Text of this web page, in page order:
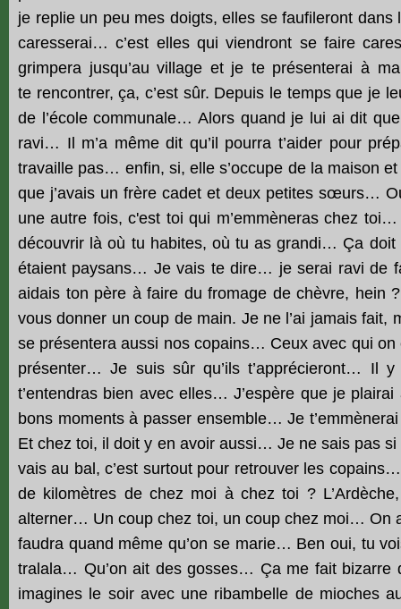
je replie un peu mes doigts, elles se faufileront
caresserai… c’est elles qui viendront se faire
grimpera jusqu’au village et je te présenterai à
te rencontrer, ça, c’est sûr. Depuis le temps que je
de l’école communale… Alors quand je lui ai dit
ravi… Il m’a même dit qu’il pourra t’aider pour
travaille pas… enfin, si, elle s’occupe de la maison
que j’avais un frère cadet et deux petites sœurs…
une autre fois, c'est toi qui m’emmèneras chez
découvrir là où tu habites, où tu as grandi… Ça
étaient paysans… Je vais te dire… je serai ravi de
aidais ton père à faire du fromage de chèvre, hein
vous donner un coup de main. Je ne l’ai jamais
se présentera aussi nos copains… Ceux avec qui
présenter… Je suis sûr qu’ils t’apprécieront… Il
t’entendras bien avec elles… J’espère que je
bons moments à passer ensemble… Je
Et chez toi, il doit y en avoir aussi… Je ne sais pas
vais au bal, c’est surtout pour retrouver les
de kilomètres de chez moi à chez toi ?
alterner… Un coup chez toi, un coup chez moi… On
faudra quand même qu’on se marie… Ben oui, tu
tralala… Qu’on ait des gosses… Ça me fait bizarre
imagines le soir avec une ribambelle de mioches